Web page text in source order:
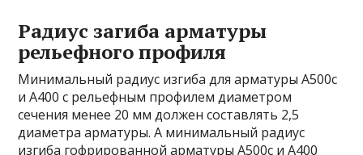
Радиус загиба арматуры
рельефного профиля
Минимальный радиус изгиба для арматуры А500с
и А400 с рельефным профилем диаметром
сечения менее 20 мм должен составлять 2,5
диаметра арматуры. А минимальный радиус
изгиба гофрированной арматуры А500с и А400